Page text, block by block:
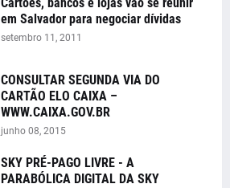
em Salvador para negociar dívidas
setembro 11, 2011
CONSULTAR SEGUNDA VIA DO
CARTÃO ELO CAIXA –
WWW.CAIXA.GOV.BR
junho 08, 2015
SKY PRÉ-PAGO LIVRE - A
PARABÓLICA DIGITAL DA SKY